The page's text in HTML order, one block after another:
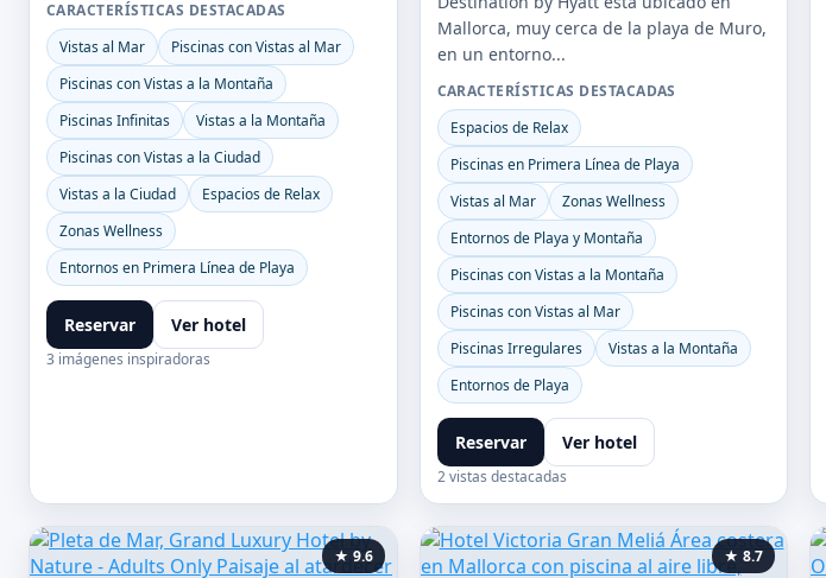
CARACTERÍSTICAS DESTACADAS
Vistas al Mar
Piscinas con Vistas al Mar
Piscinas con Vistas a la Montaña
Piscinas Infinitas
Vistas a la Montaña
Piscinas con Vistas a la Ciudad
Vistas a la Ciudad
Espacios de Relax
Zonas Wellness
Entornos en Primera Línea de Playa
Reservar Ver hotel
3 imágenes inspiradoras
Mallorca, muy cerca de la playa de Muro,
en un entorno...
CARACTERÍSTICAS DESTACADAS
Espacios de Relax
Piscinas en Primera Línea de Playa
Vistas al Mar
Zonas Wellness
Entornos de Playa y Montaña
Piscinas con Vistas a la Montaña
Piscinas con Vistas al Mar
Piscinas Irregulares
Vistas a la Montaña
Entornos de Playa
Reservar Ver hotel
2 vistas destacadas
★ 9.6 ★ 8.7